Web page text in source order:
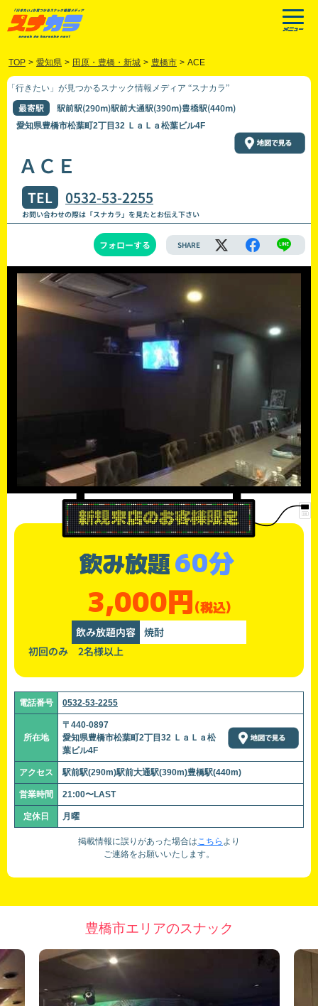
TOP > 愛知県 > 田原・豊橋・新城 > 豊橋市 > ACE
「行きたい」が見つかるスナック情報メディア “スナカラ”
最寄駅 駅前駅(290m)駅前大通駅(390m)豊橋駅(440m)
愛知県豊橋市松葉町2丁目32 ＬａＬａ松葉ビル4F
ＡＣＥ
TEL 0532-53-2255
お問い合わせの際は「スナカラ」を見たとお伝え下さい
フォローする SHARE
飲み放題60分
3,000円(税込)
飲み放題内容 焼酎
初回のみ 2名様以上
電話番号 0532-53-2255
所在地
〒440-0897
愛知県豊橋市松葉町2丁目32 ＬａＬａ松
葉ビル4F
アクセス 駅前駅(290m)駅前大通駅(390m)豊橋駅(440m)
営業時間 21:00〜LAST
定休日 月曜
掲載情報に誤りがあった場合はこちら より
ご連絡をお願いいたします。
豊橋市エリアのスナック